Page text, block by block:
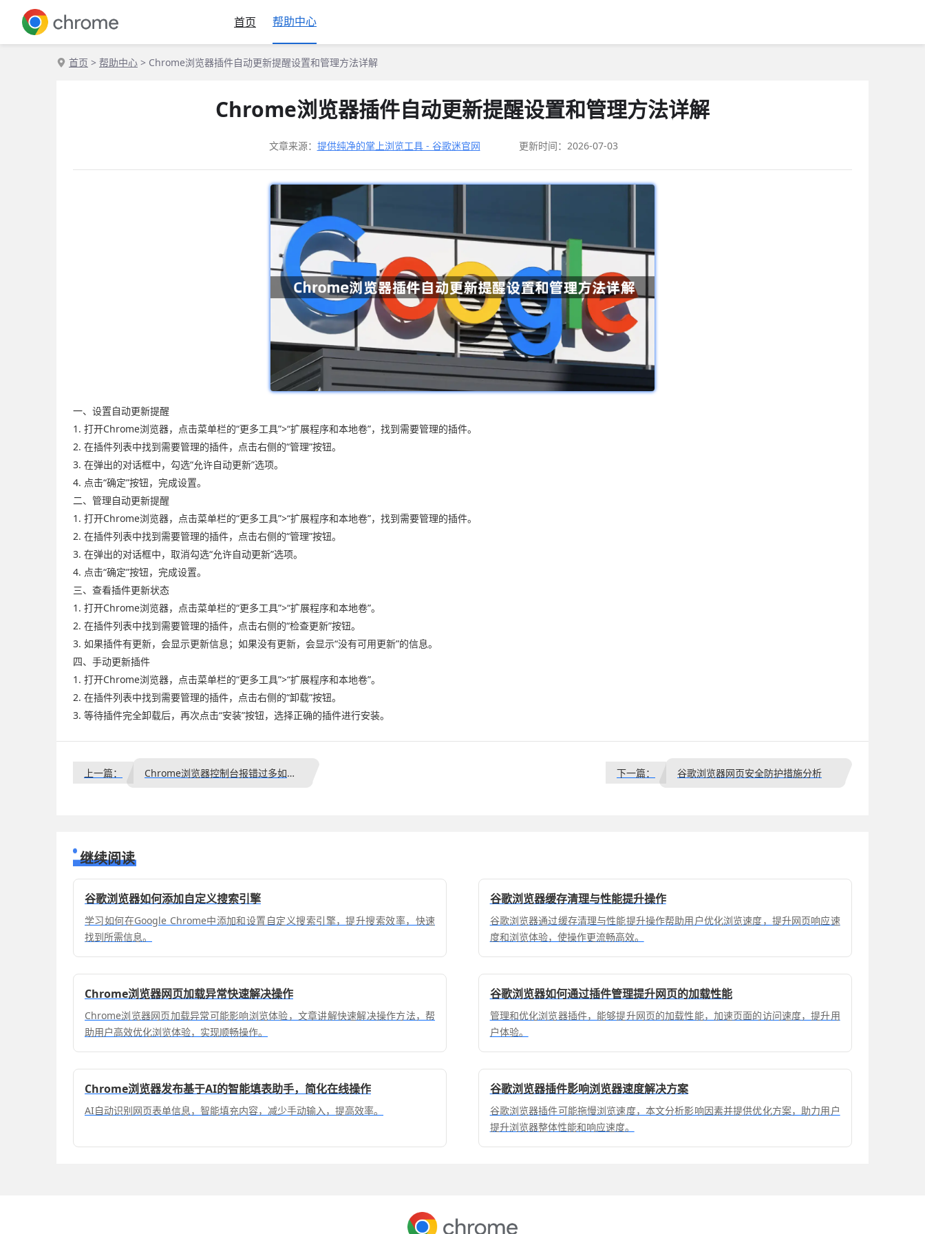
首页 帮助中心
首页 > 帮助中心 > Chrome浏览器插件自动更新提醒设置和管理方法详解
Chrome浏览器插件自动更新提醒设置和管理方法详解
文章来源： 提供纯净的掌上浏览工具 - 谷歌迷官网 更新时间：2026-07-03
一、设置自动更新提醒
1. 打开Chrome浏览器，点击菜单栏的“更多工具”>“扩展程序和本地卷”，找到需要管理的插件。
2. 在插件列表中找到需要管理的插件，点击右侧的“管理”按钮。
3. 在弹出的对话框中，勾选“允许自动更新”选项。
4. 点击“确定”按钮，完成设置。
二、管理自动更新提醒
1. 打开Chrome浏览器，点击菜单栏的“更多工具”>“扩展程序和本地卷”，找到需要管理的插件。
2. 在插件列表中找到需要管理的插件，点击右侧的“管理”按钮。
3. 在弹出的对话框中，取消勾选“允许自动更新”选项。
4. 点击“确定”按钮，完成设置。
三、查看插件更新状态
1. 打开Chrome浏览器，点击菜单栏的“更多工具”>“扩展程序和本地卷”。
2. 在插件列表中找到需要管理的插件，点击右侧的“检查更新”按钮。
3. 如果插件有更新，会显示更新信息；如果没有更新，会显示“没有可用更新”的信息。
四、手动更新插件
1. 打开Chrome浏览器，点击菜单栏的“更多工具”>“扩展程序和本地卷”。
2. 在插件列表中找到需要管理的插件，点击右侧的“卸载”按钮。
3. 等待插件完全卸载后，再次点击“安装”按钮，选择正确的插件进行安装。
上一篇： Chrome浏览器控制台报错过多如何处理 下一篇： 谷歌浏览器网页安全防护措施分析
继续阅读
谷歌浏览器如何添加自定义搜索引擎
学习如何在Google Chrome中添加和设置自定义搜索引擎，提升搜索效率，快速
找到所需信息。
谷歌浏览器缓存清理与性能提升操作
谷歌浏览器通过缓存清理与性能提升操作帮助用户优化浏览速度，提升网页响应速
度和浏览体验，使操作更流畅高效。
Chrome浏览器网页加载异常快速解决操作
Chrome浏览器网页加载异常可能影响浏览体验，文章讲解快速解决操作方法，帮
助用户高效优化浏览体验，实现顺畅操作。
谷歌浏览器如何通过插件管理提升网页的加载性能
管理和优化浏览器插件，能够提升网页的加载性能，加速页面的访问速度，提升用
户体验。
Chrome浏览器发布基于AI的智能填表助手，简化在线操作
AI自动识别网页表单信息，智能填充内容，减少手动输入，提高效率。
谷歌浏览器插件影响浏览器速度解决方案
谷歌浏览器插件可能拖慢浏览速度，本文分析影响因素并提供优化方案，助力用户
提升浏览器整体性能和响应速度。